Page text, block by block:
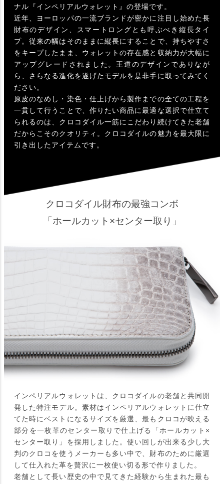
ナル『インペリアルウォレット』の登場です。
近年、ヨーロッパの一流ブランドが密かに注目し始めた長
財布のデザイン、スマートロングとも呼ぶべき縦長タイ
プ。従来の幅はそのままに縦長にすることで、持ちやすさ
をキープしたまま、ウォレットの存在感と収納力が大幅に
アップグレードされました。王道のデザインでありなが
ら、さらなる進化を遂げたモデルを是非手に取ってみてく
ださい。
原皮のなめし・染色・仕上げから製作までの全ての工程を
一貫して行うことで、作りたい商品に最適な選択で仕立て
られるのは、クロコダイル一筋にこだわり続けてきた老舗
だからこそのクオリティ。クロコダイルの魅力を最大限に
引き出したアイテムです。
クロコダイル財布の最強コンボ
「ホールカット×センター取り」
インペリアルウォレットは、クロコダイルの老舗と共同開
発した特注モデル。素材はインペリアルウォレットに仕立
てた時にベストになるサイズを厳選、最もクロコが映える
部分を一枚革のセンター取りで仕上げる「ホールカット×
センター取り」を採用しました。使い回しが出来る少し大
判のクロコを使うメーカーも多い中で、財布のために厳選
して仕入れた革を贅沢に一枚使い切る形で作りました。
老舗として長い歴史の中で見てきた経験から生まれた最も